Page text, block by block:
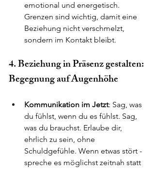
emotional und energetisch.
Grenzen sind wichtig, damit eine
Beziehung nicht verschmelzt,
sondern im Kontakt bleibt.
4. Beziehung in Präsenz gestalten:
Begegnung auf Augenhöhe
Kommunikation im Jetzt: Sag, was
du fühlst, wenn du es fühlst. Sag,
was du brauchst. Erlaube dir,
ehrlich zu sein, ohne
Schuldgefühle. Wenn etwas stört -
spreche es möglichst zeitnah statt